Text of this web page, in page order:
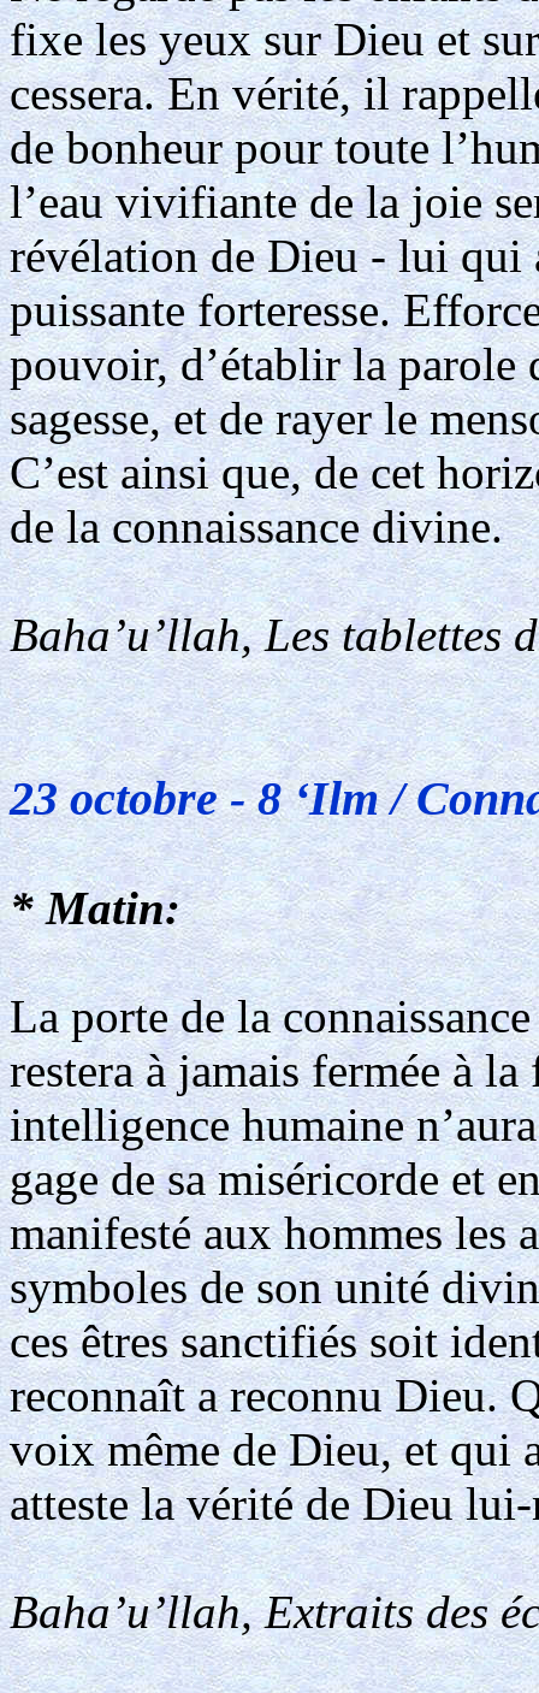
fixe les yeux sur Dieu et
cessera. En vérité, il
de bonheur pour toute
l’eau vivifiante de la joie
révélation de Dieu - lui qui
puissante forteresse.
pouvoir, d’établir la parole
sagesse, et de rayer le
C’est ainsi que, de cet
de la connaissance divine.
Baha’u’llah, Les tablettes
23 octobre - 8 ‘Ilm /
* Matin:
La porte de la
restera à jamais fermée à
intelligence humaine
gage de sa miséricorde et
manifesté aux hommes les
symboles de son unité
ces êtres sanctifiés soit
reconnaît a reconnu Dieu.
voix même de Dieu, et qui
atteste la vérité de Dieu lui-
Baha’u’llah, Extraits des